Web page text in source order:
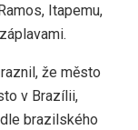
Itapemu,
že město
v Brazílii,
brazilského